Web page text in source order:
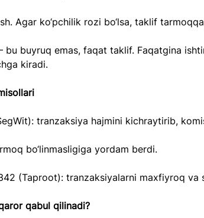
Agar ko‘pchilik rozi bo‘lsa, taklif
bu buyruq emas, faqat taklif. Faqatgina
kiradi.
tranzaksiya hajmini kichraytirib,
bo‘linmasligiga yordam berdi.
(Taproot): tranzaksiyalarni maxfiyroq va
qabul qilinadi?